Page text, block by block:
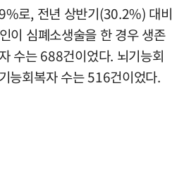
로, 전년 상반기(30.2%) 대비
이 심폐소생술을 한 경우 생존
수는 688건이었다. 뇌기능회
능회복자 수는 516건이었다.